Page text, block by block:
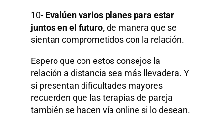
10- Evalúen varios planes para estar
juntos en el futuro,de manera que se
sientan comprometidos con la relación.
Espero que con estos consejos la
relación a distancia sea más llevadera. Y
si presentan dificultades mayores
recuerden que las terapias de pareja
también se hacen vía online si lo desean.